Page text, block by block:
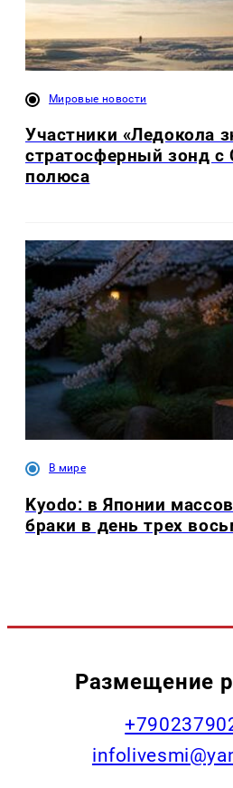
Мировые новости
Участники «Ледокола
стратосферный зонд с
полюса
В мире
Kyodo: в Японии
браки в день трех
Размещение